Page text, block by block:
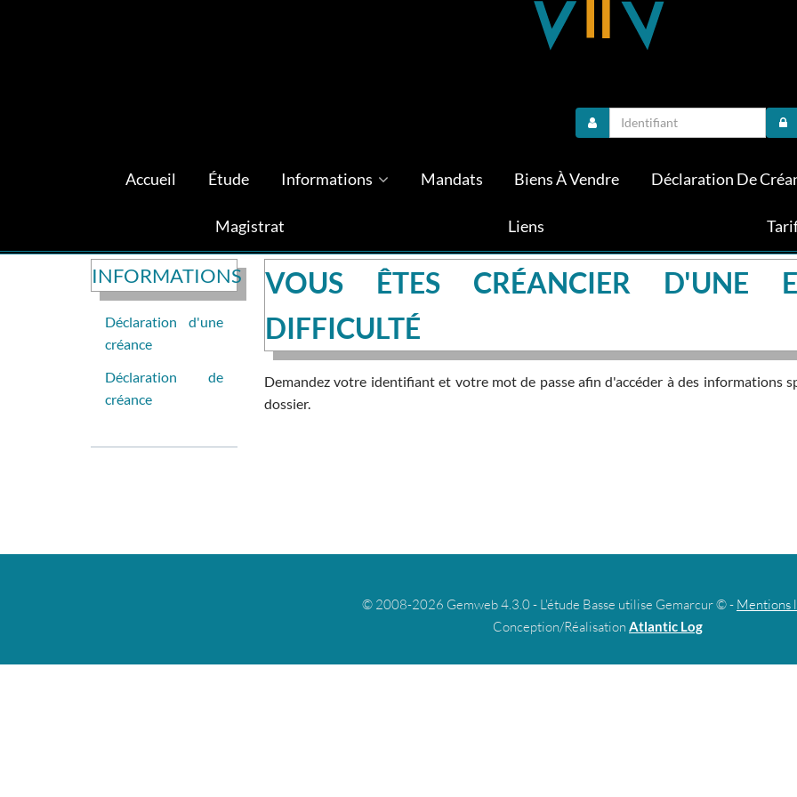
Accueil Étude Informations Mandats Biens À Vendre Déclaration De
Magistrat Liens
INFORMATIONS
Déclaration d'une
créance
Déclaration de
créance
VOUS ÊTES CRÉANCIER D'UNE
DIFFICULTÉ
Demandez votre identifiant et votre mot de passe afin d'accéder à des informations
dossier.
© 2008-2026 Gemweb 4.3.0 - L'étude Basse utilise Gemarcur © - Mentions
Conception/Réalisation Atlantic Log